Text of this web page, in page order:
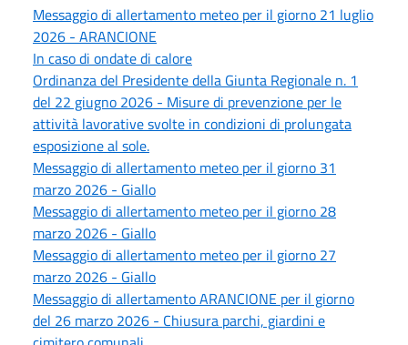
Messaggio di allertamento meteo per il giorno 21 luglio
2026 - ARANCIONE
In caso di ondate di calore
Ordinanza del Presidente della Giunta Regionale n. 1
del 22 giugno 2026 - Misure di prevenzione per le
attività lavorative svolte in condizioni di prolungata
esposizione al sole.
Messaggio di allertamento meteo per il giorno 31
marzo 2026 - Giallo
Messaggio di allertamento meteo per il giorno 28
marzo 2026 - Giallo
Messaggio di allertamento meteo per il giorno 27
marzo 2026 - Giallo
Messaggio di allertamento ARANCIONE per il giorno
del 26 marzo 2026 - Chiusura parchi, giardini e